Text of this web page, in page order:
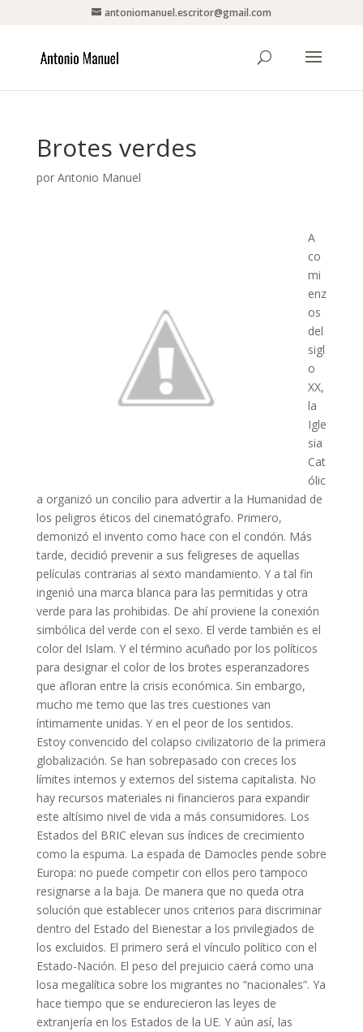
antoniomanuel.escritor@gmail.com
Brotes verdes
por Antonio Manuel
A
co
mi
enz
os
del
sigl
o
XX,
la
Igle
sia
Cat
ólic
a organizó un concilio para advertir a la Humanidad de
los peligros éticos del cinematógrafo. Primero,
demonizó el invento como hace con el condón. Más
tarde, decidió prevenir a sus feligreses de aquellas
películas contrarias al sexto mandamiento. Y a tal fin
ingenió una marca blanca para las permitidas y otra
verde para las prohibidas. De ahí proviene la conexión
simbólica del verde con el sexo. El verde también es el
color del Islam. Y el término acuñado por los políticos
para designar el color de los brotes esperanzadores
que afloran entre la crisis económica. Sin embargo,
mucho me temo que las tres cuestiones van
íntimamente unidas. Y en el peor de los sentidos.
Estoy convencido del colapso civilizatorio de la primera
globalización. Se han sobrepasado con creces los
límites internos y externos del sistema capitalista. No
hay recursos materiales ni financieros para expandir
este altísimo nivel de vida a más consumidores. Los
Estados del BRIC elevan sus índices de crecimiento
como la espuma. La espada de Damocles pende sobre
Europa: no puede competir con ellos pero tampoco
resignarse a la baja. De manera que no queda otra
solución que establecer unos criterios para discriminar
dentro del Estado del Bienestar a los privilegiados de
los excluidos. El primero será el vínculo político con el
Estado-Nación. El peso del prejuicio caerá como una
losa megalítica sobre los migrantes no “nacionales”. Ya
hace tiempo que se endurecieron las leyes de
extranjería en los Estados de la UE. Y aún así, las